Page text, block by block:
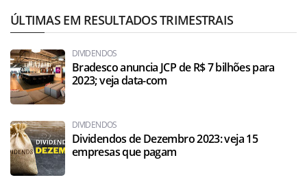
ÚLTIMAS EM RESULTADOS TRIMESTRAIS
DIVIDENDOS
Bradesco anuncia JCP de R$ 7 bilhões para
2023; veja data-com
DIVIDENDOS
Dividendos de Dezembro 2023: veja 15
empresas que pagam